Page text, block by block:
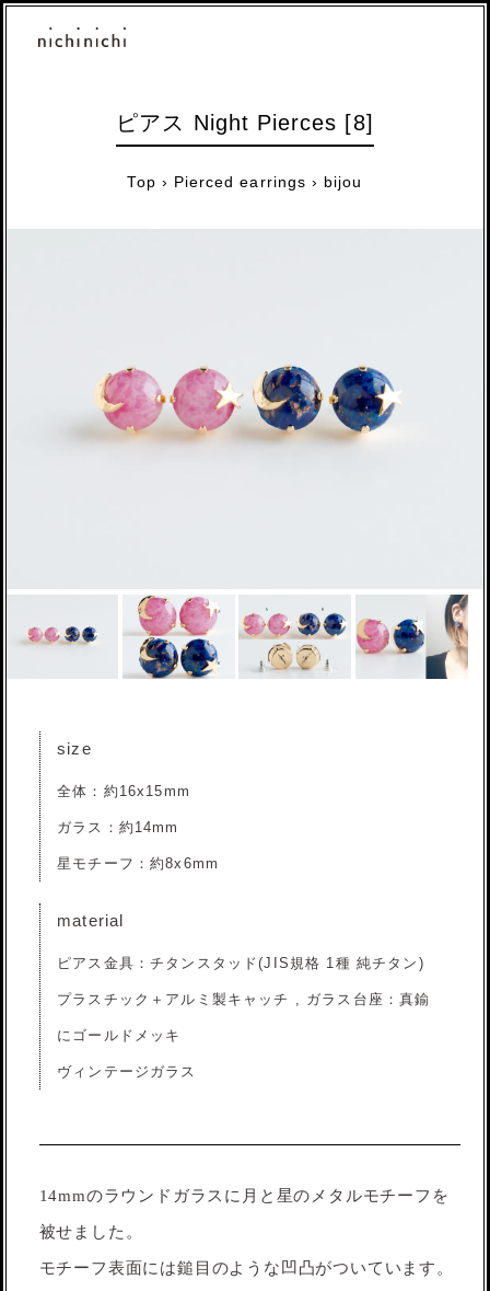
ピアス Night Pierces [8]
Top › Pierced earrings › bijou
size
全体：約16x15mm
ガラス：約14mm
星モチーフ：約8x6mm
material
ピアス金具：チタンスタッド(JIS規格 1種 純チタン)
プラスチック＋アルミ製キャッチ , ガラス台座：真鍮
にゴールドメッキ
ヴィンテージガラス
14mmのラウンドガラスに月と星のメタルモチーフを
被せました。
モチーフ表面には鎚目のような凹凸がついています。